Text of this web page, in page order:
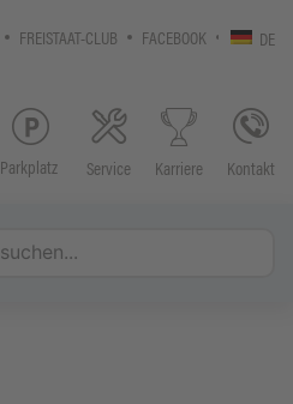
FREISTAAT-CLUB FACEBOOK DE
Parkplatz Service Karriere Kontakt